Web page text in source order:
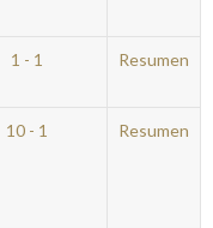
1 - 1 Resumen
10 - 1 Resumen